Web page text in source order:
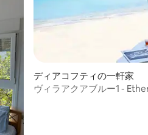
ディアコフティの一軒家
ヴィラアクアブルー1 -